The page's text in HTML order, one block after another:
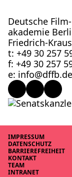
Deutsche
akademie
Friedrich-
t: +49 30 257
f: +49 30 257
e: info@​dffb.​de
IMPRES­SUM
DATEN­SCHUTZ
BAR­RIE­RE­FREI­HEIT
KON­TAKT
TEAM
INTRA­NET